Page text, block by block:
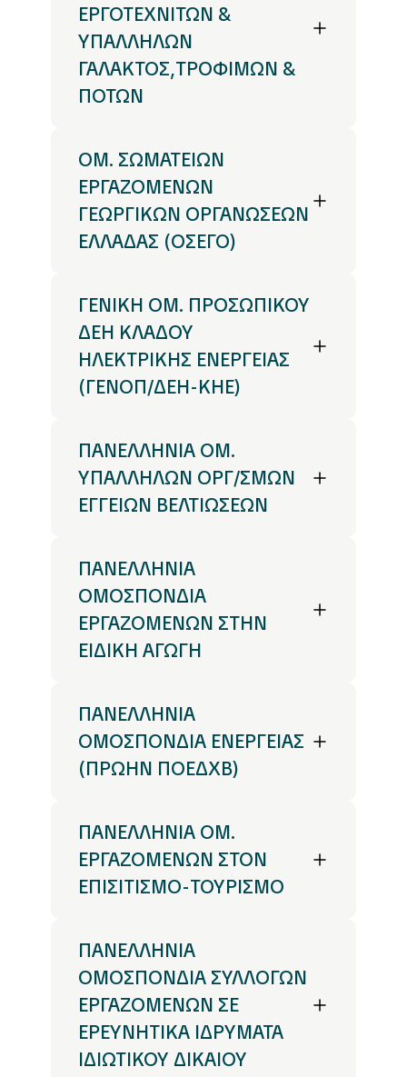
ΕΡΓΟΤΕΧΝΙΤΩΝ &
ΥΠΑΛΛΗΛΩΝ
ΓΑΛΑΚΤΟΣ,ΤΡΟΦΙΜΩΝ &
ΠΟΤΩΝ
ΟΜ. ΣΩΜΑΤΕΙΩΝ
ΕΡΓΑΖΟΜΕΝΩΝ
ΓΕΩΡΓΙΚΩΝ ΟΡΓΑΝΩΣΕΩΝ
ΕΛΛΑΔΑΣ (ΟΣΕΓΟ)
ΓΕΝΙΚΗ ΟΜ. ΠΡΟΣΩΠΙΚΟΥ
ΔΕΗ ΚΛΑΔΟΥ
ΗΛΕΚΤΡΙΚΗΣ ΕΝΕΡΓΕΙΑΣ
(ΓΕΝΟΠ/ΔΕΗ-ΚΗΕ)
ΠΑΝΕΛΛΗΝΙΑ ΟΜ.
ΥΠΑΛΛΗΛΩΝ OΡΓ/ΣΜΩΝ
ΕΓΓΕΙΩΝ ΒΕΛΤΙΩΣΕΩΝ
ΠΑΝΕΛΛΗΝΙΑ
ΟΜΟΣΠΟΝΔΙΑ
ΕΡΓΑΖΟΜΕΝΩΝ ΣΤΗΝ
ΕΙΔΙΚΗ ΑΓΩΓΗ
ΠΑΝΕΛΛΗΝΙΑ
ΟΜΟΣΠΟΝΔΙΑ ΕΝΕΡΓΕΙΑΣ
(ΠΡΩΗΝ ΠΟΕΔΧΒ)
ΠΑΝΕΛΛΗΝΙΑ ΟΜ.
ΕΡΓΑΖΟΜΕΝΩΝ ΣΤΟΝ
ΕΠΙΣΙΤΙΣΜΟ-ΤΟΥΡΙΣΜΟ
ΠΑΝΕΛΛΗΝΙΑ
ΟΜΟΣΠΟΝΔΙΑ ΣΥΛΛΟΓΩΝ
ΕΡΓΑΖΟΜΕΝΩΝ ΣΕ
ΕΡΕΥΝΗΤΙΚΑ ΙΔΡΥΜΑΤΑ
ΙΔΙΩΤΙΚΟΥ ΔΙΚΑΙΟΥ